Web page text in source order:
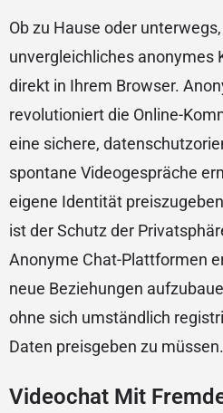
Ob zu Hause oder
unvergleichliches anonymes
direkt in Ihrem Browser.
revolutioniert die Online-
eine sichere,
spontane Videogespräche
eigene Identität
ist der Schutz der
Anonyme Chat-Plattformen
neue Beziehungen
ohne sich umständlich
Daten preisgeben zu müssen.
Videochat Mit